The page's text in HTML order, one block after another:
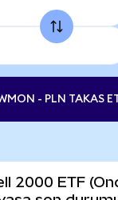
- PLN TAKAS
2000 ETF